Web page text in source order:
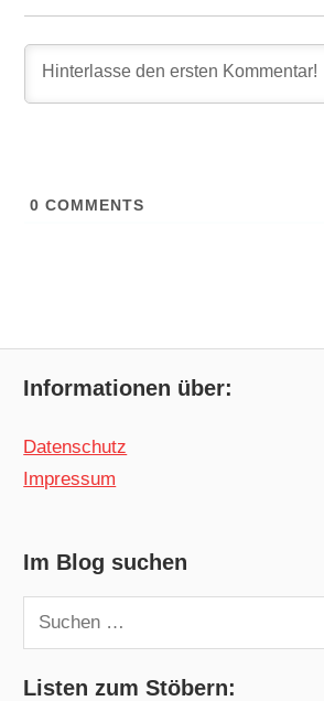
0 COMMENTS
Informationen über:
Datenschutz
Impressum
Im Blog suchen
Suchen
nach:
Listen zum Stöbern: